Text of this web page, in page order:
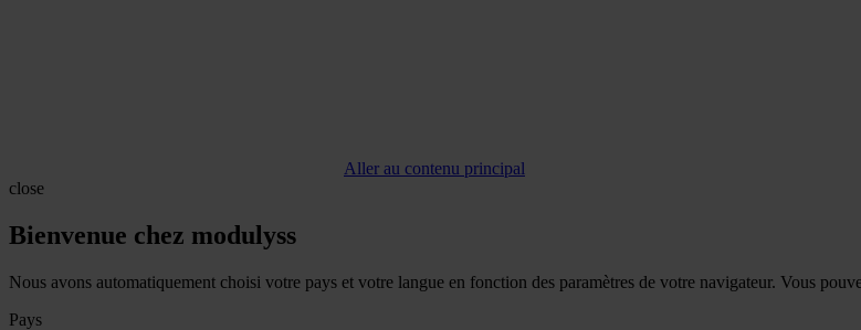
Aller au contenu principal
close
Bienvenue chez modulyss
Nous avons automatiquement choisi votre pays et votre langue en fonction des paramètres de votre navigateur. Vous
Pays